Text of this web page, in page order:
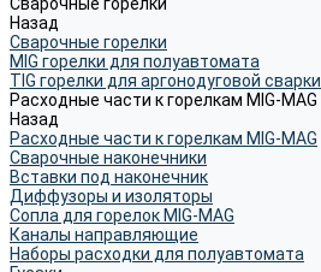
Назад
Сварочные горелки
MIG горелки для полуавтомата
TIG горелки для аргонодуговой сварки
Расходные части к горелкам MIG-MAG
Назад
Расходные части к горелкам MIG-MAG
Сварочные наконечники
Вставки под наконечник
Диффузоры и изоляторы
Сопла для горелок MIG-MAG
Каналы направляющие
Наборы расходки для полуавтомата